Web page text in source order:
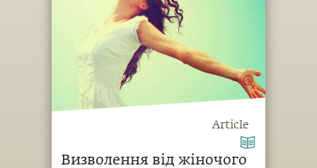
Article
Визволення від жіночого